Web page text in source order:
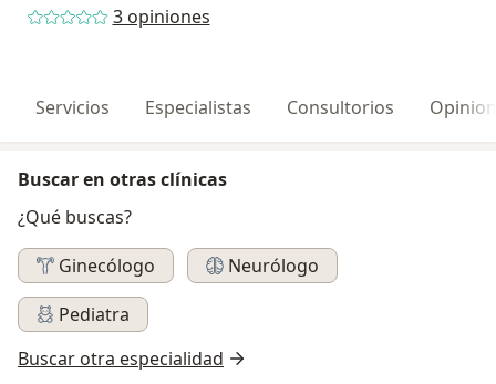
3 opiniones
Servicios Especialistas Consultorios
Buscar en otras clínicas
¿Qué buscas?
Ginecólogo
Neurólogo
Pediatra
Buscar otra especialidad